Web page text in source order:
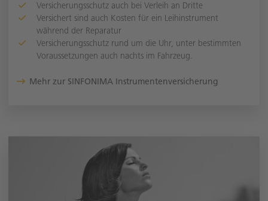
Versicherungsschutz auch bei Verleih an Dritte
Versichert sind auch Kosten für ein Leihinstrument
während der Reparatur
Versicherungsschutz rund um die Uhr, unter bestimmten
Voraussetzungen auch nachts im Fahrzeug.
Mehr zur SINFONIMA Instrumentenversicherung